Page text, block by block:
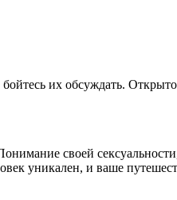
их обсуждать.
имание своей секс
уникален, и ваше